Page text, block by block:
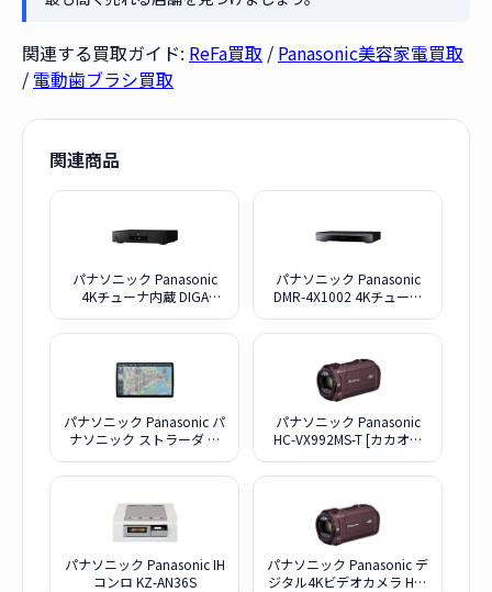
関連する買取ガイド: ReFa買取 / Panasonic美容家電買取
/ 電動歯ブラシ買取
関連商品
パナソニック Panasonic
4Kチューナ内蔵 DIGA
パナソニック Panasonic
DMR-4X1002 4Kチューナ
10TB
パナソニック Panasonic パ
ナソニック ストラーダ カ
F1X10BHD
パナソニック Panasonic
HC-VX992MS-T [カカオブ
パナソニック Panasonic IH
コンロ KZ-AN36S
パナソニック Panasonic デ
ジタル4Kビデオカメラ HC-